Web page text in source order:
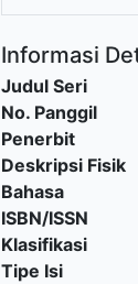
Informasi
Judul Seri
No. Panggil
Penerbit
Deskripsi Fisik
Bahasa
ISBN/ISSN
Klasifikasi
Tipe Isi